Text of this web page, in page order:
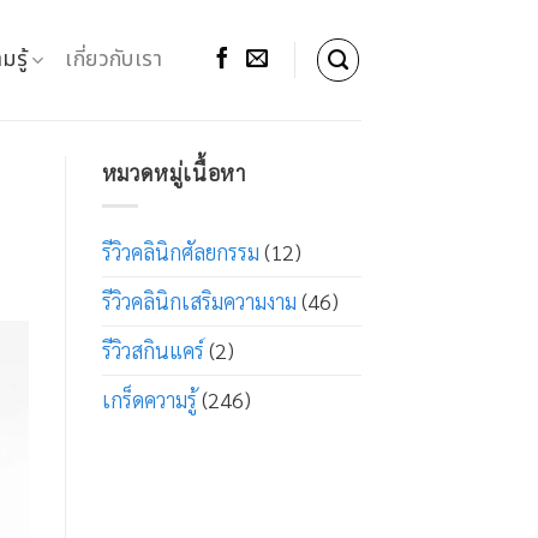
รู้ เกี่ยวกับเรา
หมวดหมู่เนื้อหา
รีวิวคลินิกศัลยกรรม (12)
รีวิวคลินิกเสริมความงาม (46)
รีวิวสกินแคร์ (2)
เกร็ดความรู้(246)